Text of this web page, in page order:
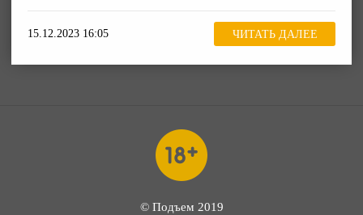
15.12.2023 16:05 ЧИТАТЬ ДАЛЕЕ
© Подъем 2019